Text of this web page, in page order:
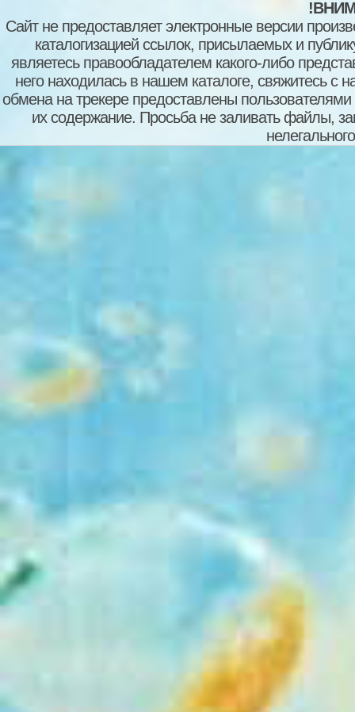
Сайт не предоставляет электронные версии
каталогизацией ссылок, присылаемых и
являетесь правообладателем какого-либо
него находилась в нашем каталоге, свяжитесь
обмена на трекере предоставлены пользователями
их содержание. Просьба не заливать файлы,